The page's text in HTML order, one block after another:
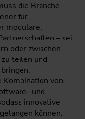
die Branche
für
modulare,
– sei
oder zwischen
teilen und
Kombination von
und
innovative
können.